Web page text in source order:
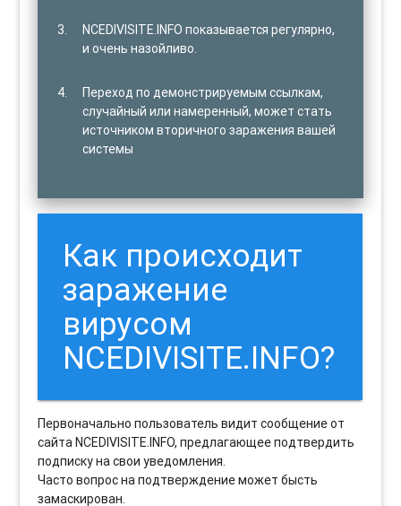
NCEDIVISITE.INFO показывается регулярно,
и очень назойливо.
Переход по демонстрируемым ссылкам,
случайный или намеренный, может стать
источником вторичного заражения вашей
системы
Как происходит
заражение
вирусом
NCEDIVISITE.INFO?
Первоначально пользователь видит сообщение от
сайта NCEDIVISITE.INFO, предлагающее подтвердить
подписку на свои уведомления.
Часто вопрос на подтверждение может бысть
замаскирован.